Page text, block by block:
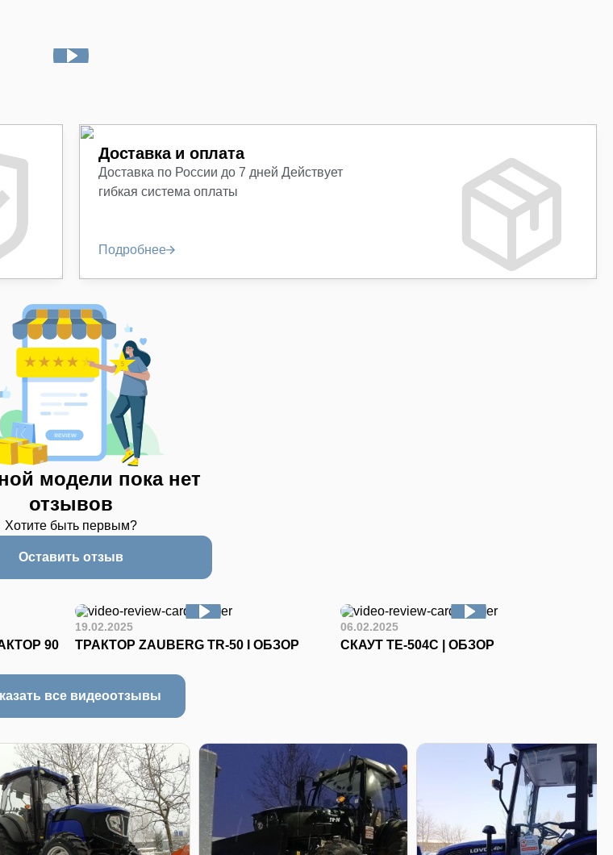
Доставка и оплата
Доставка по России до 7 дней Действует
гибкая система оплаты
Подробнее
модели пока нет
отзывов
Хотите быть первым?
Оставить отзыв
90
19.02.2025
ТРАКТОР ZAUBERG TR-50 I ОБЗОР
06.02.2025
СКАУТ ТЕ-504С | ОБЗОР
все видеоотзывы